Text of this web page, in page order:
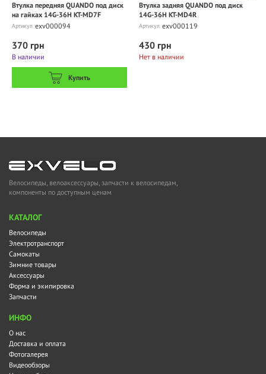
Втулка передняя QUANDO под диск
на гайках 14G-36H KT-MD7F
Артикул exv000094
370 грн
В наличии
Купить
Втулка задняя QUANDO под диск
14G-36H KT-MD4R
Артикул exv000119
430 грн
Нет в наличии
Велосипеды, велоаксессуары, запчасти к велосипедам,
компоненты по доступным ценам
KАТАЛОГ
Велосипеды
Электротранспорт
Самокаты
Зимние товары
Аксессуары
Форма и экипировка
Запчасти
ИНФО
О нас
Доставка и оплата
Фотогалерея
Видеообзоры